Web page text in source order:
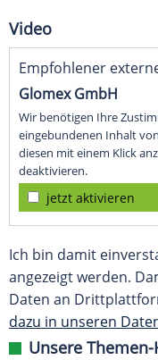
Video
Empfohlener
Glomex GmbH
Wir benötigen Ihre
eingebundenen Inhalt
diesen mit einem Klick
deaktivieren.
jetzt aktivieren
Ich bin damit
angezeigt werden.
Daten an
dazu in unseren
Unsere